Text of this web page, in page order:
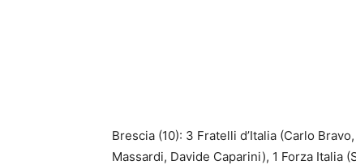
Brescia (10): 3 Fratelli d’Italia (Carlo
Massardi, Davide Caparini), 1 Forza Italia